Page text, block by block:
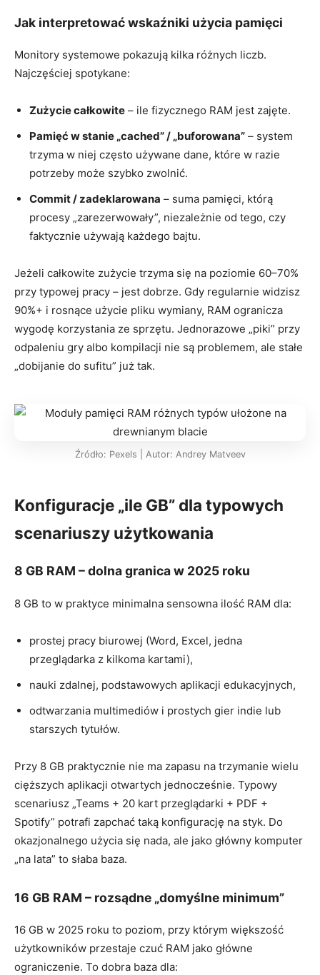
Jak interpretować wskaźniki użycia pamięci
Monitory systemowe pokazują kilka różnych liczb.
Najczęściej spotykane:
Zużycie całkowite – ile fizycznego RAM jest zajęte.
Pamięć w stanie „cached” / „buforowana” – system
trzyma w niej często używane dane, które w razie
potrzeby może szybko zwolnić.
Commit / zadeklarowana – suma pamięci, którą
procesy „zarezerwowały”, niezależnie od tego, czy
faktycznie używają każdego bajtu.
Jeżeli całkowite zużycie trzyma się na poziomie 60–70%
przy typowej pracy – jest dobrze. Gdy regularnie widzisz
90%+ i rosnące użycie pliku wymiany, RAM ogranicza
wygodę korzystania ze sprzętu. Jednorazowe „piki” przy
odpaleniu gry albo kompilacji nie są problemem, ale stałe
„dobijanie do sufitu” już tak.
Źródło: Pexels | Autor: Andrey Matveev
Konfiguracje „ile GB” dla typowych
scenariuszy użytkowania
8 GB RAM – dolna granica w 2025 roku
8 GB to w praktyce minimalna sensowna ilość RAM dla:
prostej pracy biurowej (Word, Excel, jedna
przeglądarka z kilkoma kartami),
nauki zdalnej, podstawowych aplikacji edukacyjnych,
odtwarzania multimediów i prostych gier indie lub
starszych tytułów.
Przy 8 GB praktycznie nie ma zapasu na trzymanie wielu
cięższych aplikacji otwartych jednocześnie. Typowy
scenariusz „Teams + 20 kart przeglądarki + PDF +
Spotify” potrafi zapchać taką konfigurację na styk. Do
okazjonalnego użycia się nada, ale jako główny komputer
„na lata” to słaba baza.
16 GB RAM – rozsądne „domyślne minimum”
16 GB w 2025 roku to poziom, przy którym większość
użytkowników przestaje czuć RAM jako główne
ograniczenie. To dobra baza dla: